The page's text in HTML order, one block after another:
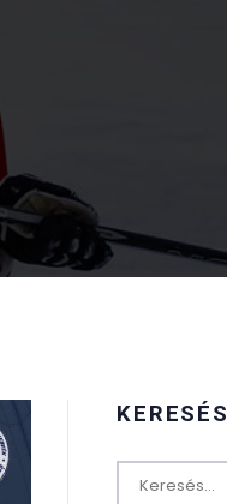
KERESÉS